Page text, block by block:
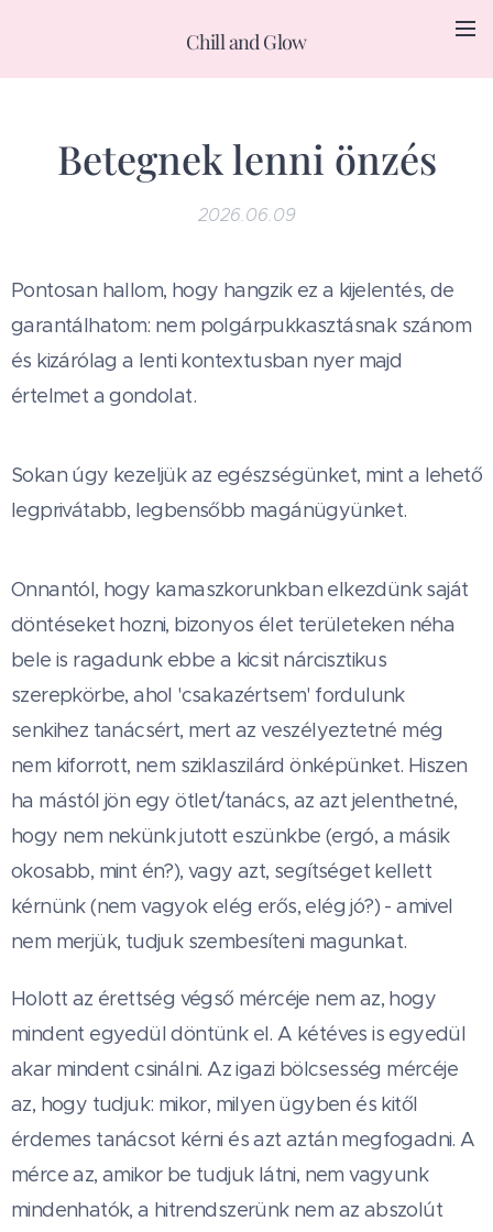
Chill and Glow
Betegnek lenni önzés
2026.06.09
Pontosan hallom, hogy hangzik ez a kijelentés, de
garantálhatom: nem polgárpukkasztásnak szánom
és kizárólag a lenti kontextusban nyer majd
értelmet a gondolat.
Sokan úgy kezeljük az egészségünket, mint a lehető
legprivátabb, legbensőbb magánügyünket.
Onnantól, hogy kamaszkorunkban elkezdünk saját
döntéseket hozni, bizonyos élet területeken néha
bele is ragadunk ebbe a kicsit nárcisztikus
szerepkörbe, ahol 'csakazértsem' fordulunk
senkihez tanácsért, mert az veszélyeztetné még
nem kiforrott, nem sziklaszilárd önképünket. Hiszen
ha mástól jön egy ötlet/tanács, az azt jelenthetné,
hogy nem nekünk jutott eszünkbe (ergó, a másik
okosabb, mint én?), vagy azt, segítséget kellett
kérnünk (nem vagyok elég erős, elég jó?) - amivel
nem merjük, tudjuk szembesíteni magunkat.
Holott az érettség végső mércéje nem az, hogy
mindent egyedül döntünk el. A kétéves is egyedül
akar mindent csinálni. Az igazi bölcsesség mércéje
az, hogy tudjuk: mikor, milyen ügyben és kitől
érdemes tanácsot kérni és azt aztán megfogadni. A
mérce az, amikor be tudjuk látni, nem vagyunk
mindenhatók, a hitrendszerünk nem az abszolút